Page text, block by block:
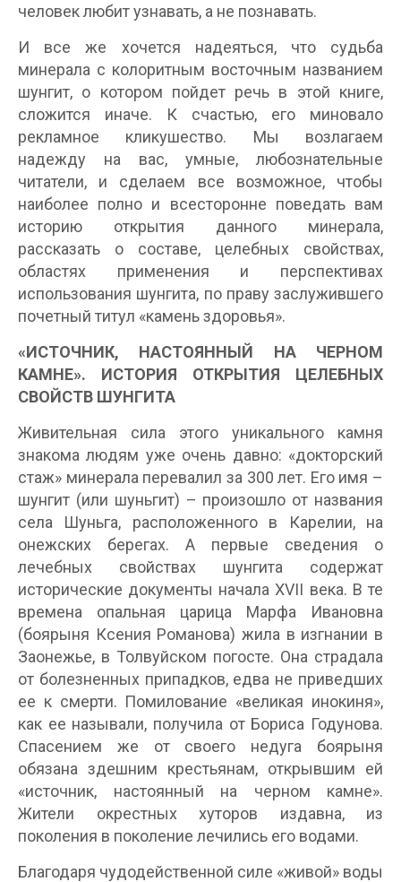
человек любит узнавать, а не познавать.
И все же хочется надеяться, что судьба
минерала с колоритным восточным названием
шунгит, о котором пойдет речь в этой книге,
сложится иначе. К счастью, его миновало
рекламное кликушество. Мы возлагаем
надежду на вас, умные, любознательные
читатели, и сделаем все возможное, чтобы
наиболее полно и всесторонне поведать вам
историю открытия данного минерала,
рассказать о составе, целебных свойствах,
областях применения и перспективах
использования шунгита, по праву заслужившего
почетный титул «камень здоровья».
«ИСТОЧНИК, НАСТОЯННЫЙ НА ЧЕРНОМ
КАМНЕ». ИСТОРИЯ ОТКРЫТИЯ ЦЕЛЕБНЫХ
СВОЙСТВ ШУНГИТА
Живительная сила этого уникального камня
знакома людям уже очень давно: «докторский
стаж» минерала перевалил за 300 лет. Его имя –
шунгит (или шуньгит) – произошло от названия
села Шуньга, расположенного в Карелии, на
онежских берегах. А первые сведения о
лечебных свойствах шунгита содержат
исторические документы начала XVII века. В те
времена опальная царица Марфа Ивановна
(боярыня Ксения Романова) жила в изгнании в
Заонежье, в Толвуйском погосте. Она страдала
от болезненных припадков, едва не приведших
ее к смерти. Помилование «великая инокиня»,
как ее называли, получила от Бориса Годунова.
Спасением же от своего недуга боярыня
обязана здешним крестьянам, открывшим ей
«источник, настоянный на черном камне».
Жители окрестных хуторов издавна, из
поколения в поколение лечились его водами.
Благодаря чудодейственной силе «живой» воды